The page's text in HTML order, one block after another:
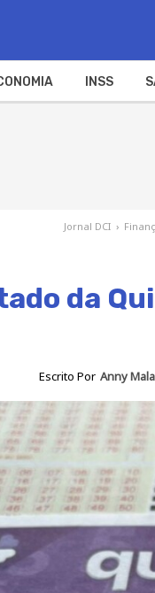
INSS
Jornal DCI ›
da
Escrito Por Anny